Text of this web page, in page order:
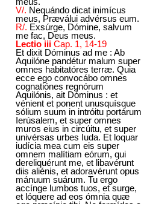
V/. Nequándo dicat inimícus
meus, Præválui advérsus eum.
R/. Exsúrge, Dómine, salvum
me fac, Deus meus.
Lectio iii Cap. 1, 14-19
Et dixit Dóminus ad me : Ab
Aquilóne pandétur malum super
omnes habitatóres terræ. Quia
ecce ego convocábo omnes
cognatiónes regnórum
Aquilónis, ait Dóminus : et
vénient et ponent unusquísque
sólium suum in intróitu portárum
Ierúsalem, et super omnes
muros eius in circúitu, et super
univérsas urbes Iuda. Et loquar
iudícia mea cum eis super
omnem malítiam eórum, qui
dereliquérunt me, et libavérunt
diis aliénis, et adoravérunt opus
mánuum suárum. Tu ergo
accínge lumbos tuos, et surge,
et lóquere ad eos ómnia quæ